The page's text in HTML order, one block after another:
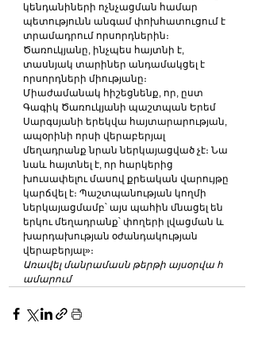
կենդանիների ոչնչացման համար
պետությունն անգամ փոխհատուցում է
տրամադրում որսորդներին։
Ծառուկյանը, ինչպես հայտնի է,
տասնյակ տարիներ անդամակցել է
որսորդների միությանը։
Միաժամանակ հիշեցնենք, որ, ըստ
Գագիկ Ծառուկյանի պաշտպան Երեմ
Սարգսյանի երեկվա հայտարարության,
ապօրինի որսի վերաբերյալ
մեղադրանք նրան ներկայացված չէ։ Նա
նաև հայտնել է, որ հարկերից
խուսափելու մասով քրեական վարույթը
կարճվել է։ Պաշտպանության կողմի
ներկայացմամբ՝ այս պահին մնացել են
երկու մեղադրանք՝ փողերի լվացման և
խարդախության օժանդակության
վերաբերյալ»։
Առավել մանրամասն թերթի այսօրվա հ
ամարում